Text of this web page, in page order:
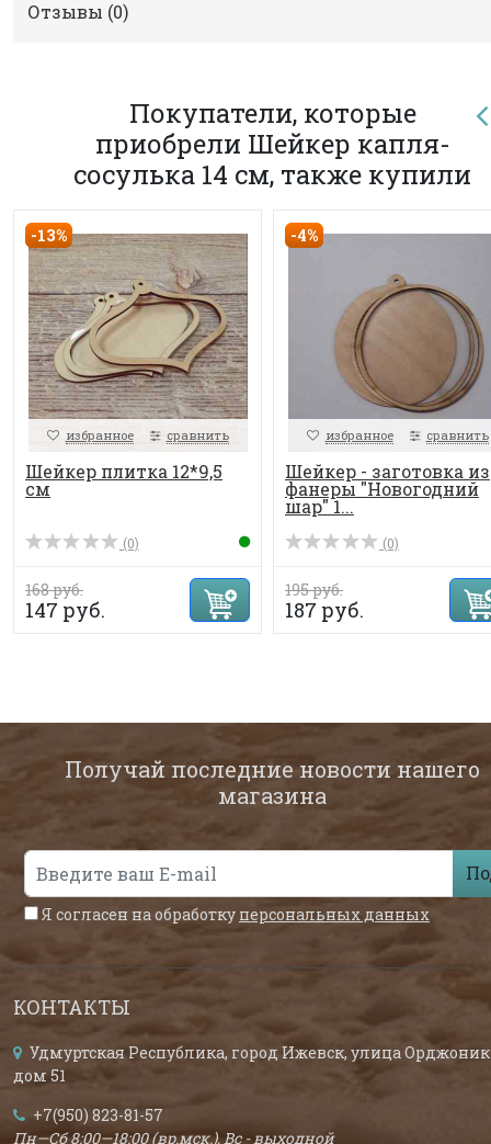
Отзывы (0)
Покупатели, которые
приобрели Шейкер капля-
сосулька 14 см, также купили
-13%
избранное сравнить
Шейкер плитка 12*9,5
см
(0)
168 руб.
147 руб.
-4%
избранное сравнить
Шейкер - заготовка из
фанеры "Новогодний
шар" 1...
(0)
195 руб.
187 руб.
Получай последние новости нашего
магазина
Я согласен на обработку персональных данных
КОНТАКТЫ
Удмуртская Республика, город Ижевск, улица
дом 51
+7(950) 823-81-57
Пн—Сб 8:00—18:00 (вр.мск.), Вс - выходной